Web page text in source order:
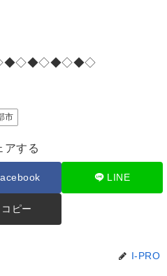
市
アする
LINE
コピー
I-PRO